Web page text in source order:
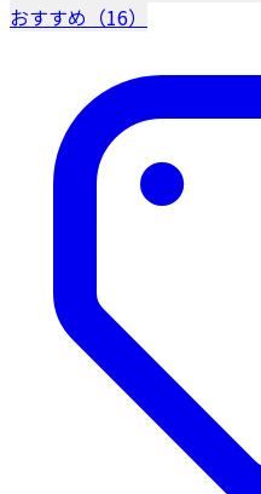
おすすめ（16）